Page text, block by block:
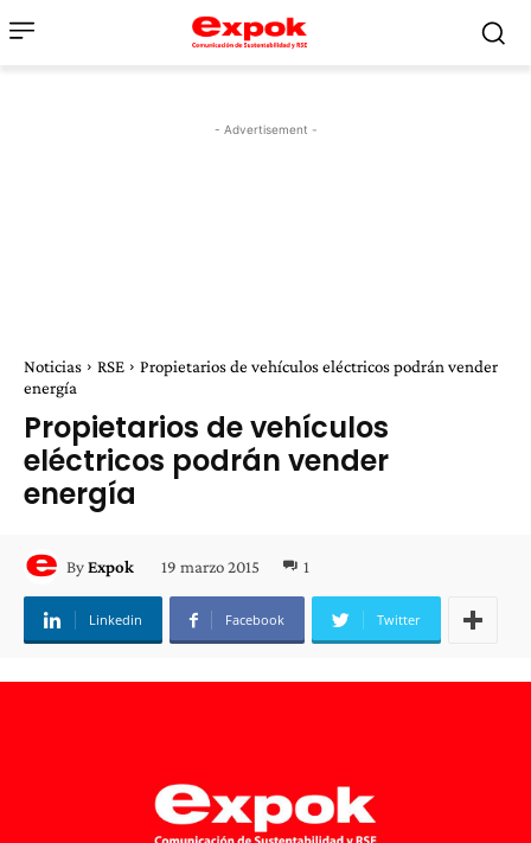
- Advertisement -
Noticias RSE
Propietarios de vehículos eléctricos podrán vender
energía
Propietarios de vehículos
eléctricos podrán vender
energía
ByExpok 19 marzo 2015 1
Linkedin Facebook Twitter